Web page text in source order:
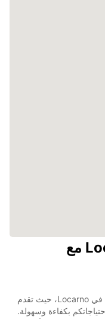
تأجير الشاحنات في Locarno مع
تُعتبر Europcar خيارًا ممتازًا لتأجير الشاحنات في Locarno، حيث تقدم
بكفاءة وسهولة.